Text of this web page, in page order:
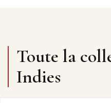
Prise de son, mixage et
(Polystudio, Saint-Pierre-
Photo de couverture :
COULEUR CACHÉE
Toute la
Indies